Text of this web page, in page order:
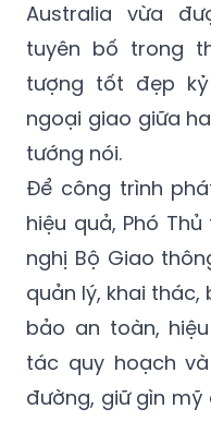
Việt Nam, là
quan hệ đối
Australia vừa
tuyên bố trong
tượng tốt đẹp
ngoại giao giữa
tướng nói.
Để công trình
hiệu quả, Phó
nghị Bộ Giao
quản lý, khai
bảo an toàn,